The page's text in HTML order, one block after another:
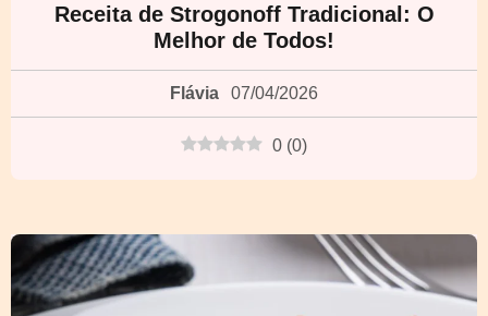
Receita de Strogonoff Tradicional: O
Melhor de Todos!
Flávia 07/04/2026
0 (0)